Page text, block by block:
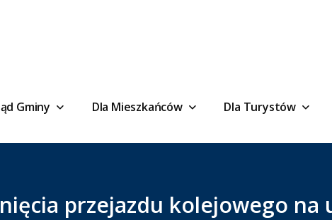
Gminy Dla Mieszkańców Dla Turystów
przejazdu kolejowego